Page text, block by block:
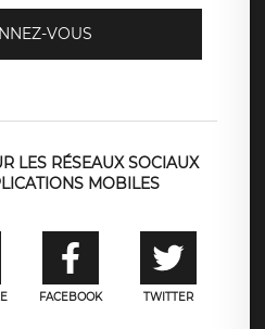
VOUS
LES RÉSEAUX SOCIAUX
MOBILES
FACEBOOK TWITTER